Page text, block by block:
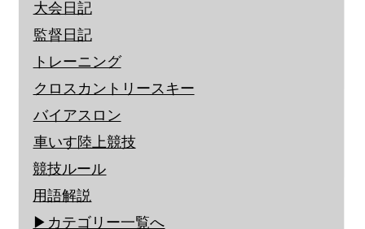
大会日記
監督日記
トレーニング
クロスカントリースキー
バイアスロン
車いす陸上競技
競技ルール
用語解説
▶︎カテゴリー一覧へ